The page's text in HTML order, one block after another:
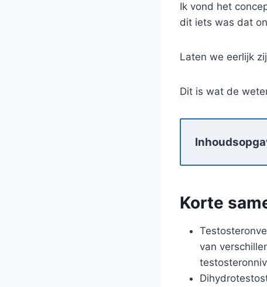
Ik vond het
dit iets was dat
Laten we eerlijk
Dit is wat de
Korte
van